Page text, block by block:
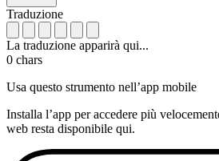
Traduzione
La traduzione apparirà qui...
0 chars
Usa questo strumento nell’app mobile
Installa l’app per accedere più
web resta disponibile qui.